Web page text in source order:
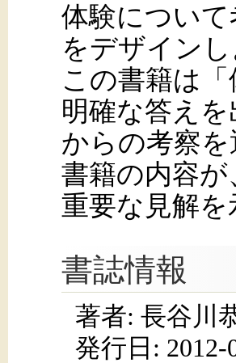
体験につい
をデザイン
この書籍は
明確な答え
からの考察
書籍の内容が
重要な見解
書誌情報
著者: 長谷川
発行日: 2012-